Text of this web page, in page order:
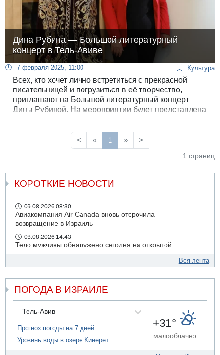
Дина Рубина — Большой литературный
концерт в Тель-Авиве
7 февраля 2025, 11:00 Культура
Всех, кто хочет лично встретиться с прекрасной
писательницей и погрузиться в её творчество,
приглашают на Большой литературный концерт
Дины Рубиной. На мероприятии будет представлена
<
« 1 » >
1 страниц
КОРОТКИЕ НОВОСТИ
09.08.2026 08:30
Авиакомпания Air Canada вновь отсрочила
возвращение в Израиль
08.08.2026 14:43
Тело мужчины обнаружено сегодня на открытой
08.08.2026 11:02
07.08.2026 20:41
Ynet: "Хизбалла" запустила БПЛА со взрывчаткой по
силам ЦАХАЛ
Вся лента
ПОГОДА В ИЗРАИЛЕ
Тель-Авив
Прогноз погоды на 7 дней
Уровень воды в озере Кинерет
+31°
малооблачно